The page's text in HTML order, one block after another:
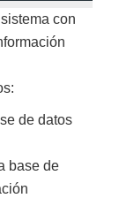
con
de datos
base de